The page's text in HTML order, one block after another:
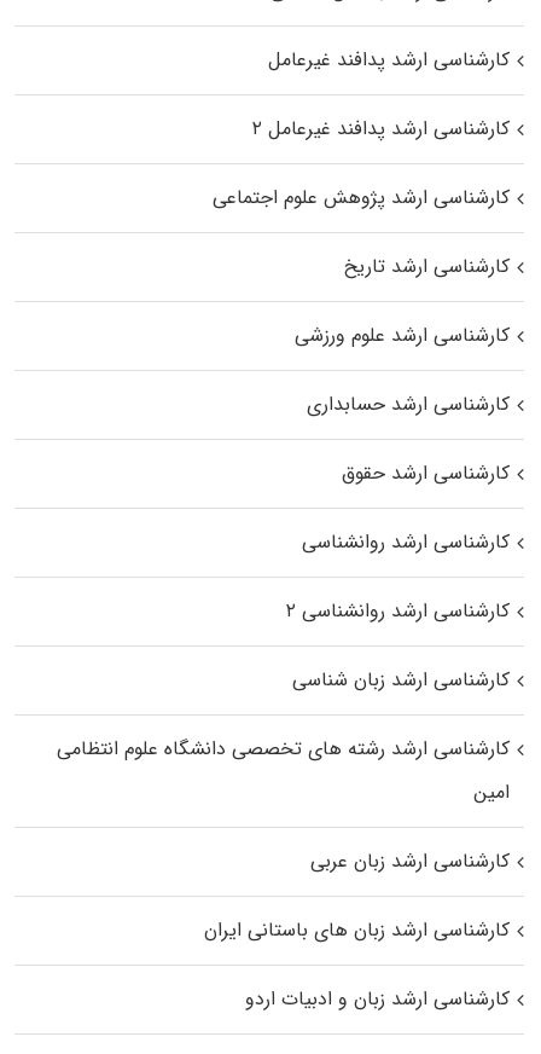
کارشناسی ارشد پدافند غیرعامل
کارشناسی ارشد پدافند غیرعامل ۲
کارشناسی ارشد پژوهش علوم اجتماعی
کارشناسی ارشد تاریخ
کارشناسی ارشد علوم ورزشی
کارشناسی ارشد حسابداری
کارشناسی ارشد حقوق
کارشناسی ارشد روانشناسی
کارشناسی ارشد روانشناسی ۲
کارشناسی ارشد زبان شناسی
کارشناسی ارشد رﺷﺘﻪ ﻫﺎی تخصصی داﻧﺸﮕﺎه ﻋﻠﻮم انتظامی
اﻣﻴﻦ
کارشناسی ارشد زبان عربی
کارشناسی ارشد زبان‌ های باستانی ایران
کارشناسی ارشد زبان و ادبیات اردو